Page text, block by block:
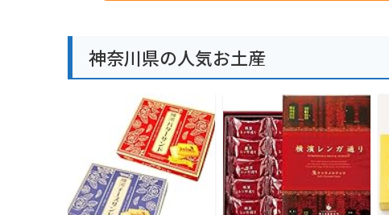
神奈川県の人気お土産